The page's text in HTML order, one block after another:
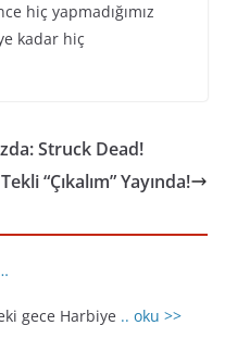
hiç yapmadığımız
kadar hiç
Struck Dead!
“Çıkalım” Yayında!
gece Harbiye .. oku >>